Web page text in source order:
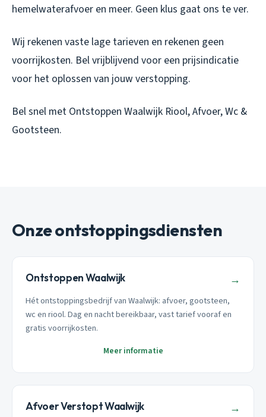
hemelwaterafvoer en meer. Geen klus gaat ons te ver.
Wij rekenen vaste lage tarieven en rekenen geen
voorrijkosten. Bel vrijblijvend voor een prijsindicatie
voor het oplossen van jouw verstopping.
Bel snel met Ontstoppen Waalwijk Riool, Afvoer, Wc &
Gootsteen.
Onze ontstoppingsdiensten
Ontstoppen Waalwijk →
Hét ontstoppingsbedrijf van Waalwijk: afvoer, gootsteen,
wc en riool. Dag en nacht bereikbaar, vast tarief vooraf en
gratis voorrijkosten.
Meer informatie
Afvoer Verstopt Waalwijk →